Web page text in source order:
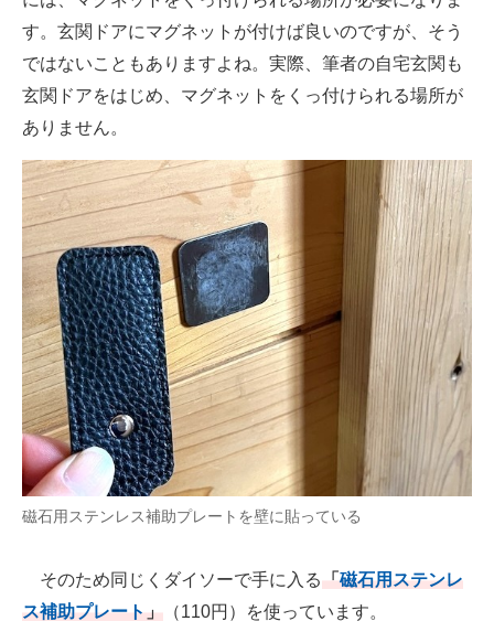
す。玄関ドアにマグネットが付けば良いのですが、そう
ではないこともありますよね。実際、筆者の自宅玄関も
玄関ドアをはじめ、マグネットをくっ付けられる場所が
ありません。
磁石用ステンレス補助プレートを壁に貼っている
そのため同じくダイソーで手に入る「磁石用ステンレ
ス補助プレート」 （110円）を使っています。